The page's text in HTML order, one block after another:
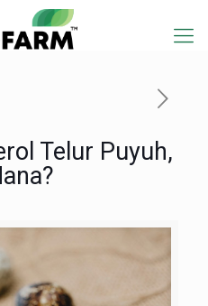
Telur Puyuh,